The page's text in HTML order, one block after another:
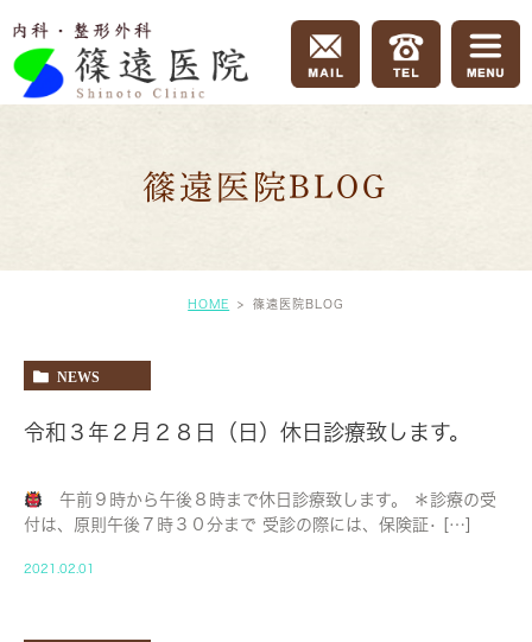
篠遠医院BLOG
HOME 篠遠医院BLOG
NEWS
令和３年２月２８日（日）休日診療致します。
午前９時から午後８時まで休日診療致します。 ＊診療の受
付は、原則午後７時３０分まで 受診の際には、保険証• […]
2021.02.01